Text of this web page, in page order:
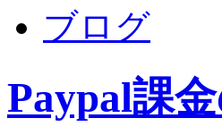
ブログ
Paypal課